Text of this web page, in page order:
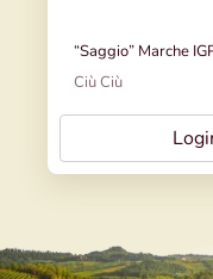
“Saggio” Marche
Ciù Ciù